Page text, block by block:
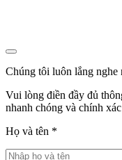
Chúng tôi luôn lắng
Vui lòng điền đầy đủ
nhanh chóng và chính
Họ và tên *